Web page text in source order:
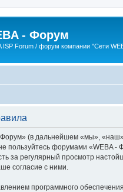
- Форум
ISP Forum / форум компании "Сети
(в дальнейшем «мы»,
пользуйтесь форумами «WEBA
за регулярный просмотр
согласие с ними.
программного